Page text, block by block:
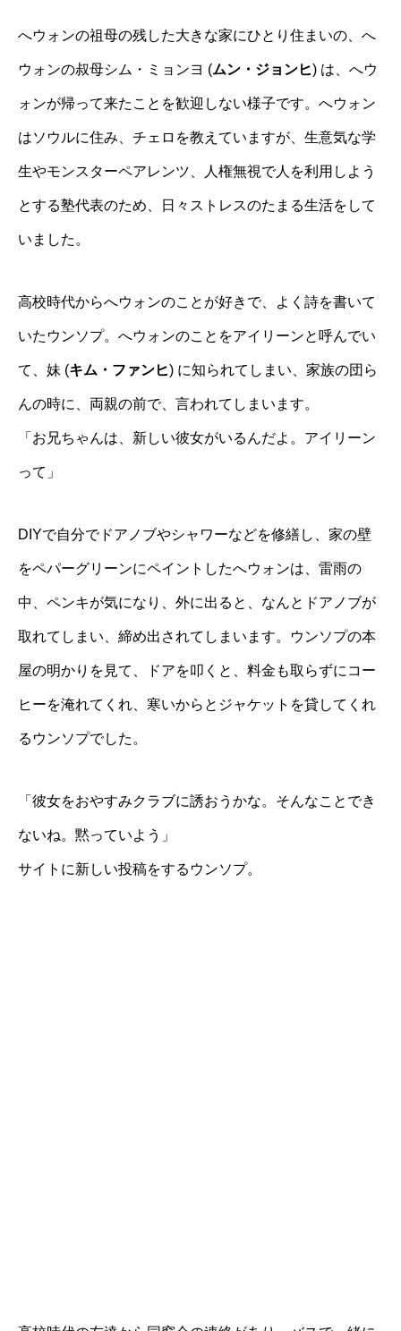
へウォンの祖母の残した大きな家にひとり住まいの、へ
ウォンの叔母シム・ミョンヨ (ムン・ジョンヒ) は、へウ
ォンが帰って来たことを歓迎しない様子です。へウォン
はソウルに住み、チェロを教えていますが、生意気な学
生やモンスターペアレンツ、人権無視で人を利用しよう
とする塾代表のため、日々ストレスのたまる生活をして
いました。
高校時代からへウォンのことが好きで、よく詩を書いて
いたウンソプ。へウォンのことをアイリーンと呼んでい
て、妹 (キム・ファンヒ) に知られてしまい、家族の団ら
んの時に、両親の前で、言われてしまいます。
「お兄ちゃんは、新しい彼女がいるんだよ。アイリーン
って」
DIYで自分でドアノブやシャワーなどを修繕し、家の壁
をペパーグリーンにペイントしたへウォンは、雷雨の
中、ペンキが気になり、外に出ると、なんとドアノブが
取れてしまい、締め出されてしまいます。ウンソプの本
屋の明かりを見て、ドアを叩くと、料金も取らずにコー
ヒーを淹れてくれ、寒いからとジャケットを貸してくれ
るウンソプでした。
「彼女をおやすみクラブに誘おうかな。そんなことでき
ないね。黙っていよう」
サイトに新しい投稿をするウンソプ。